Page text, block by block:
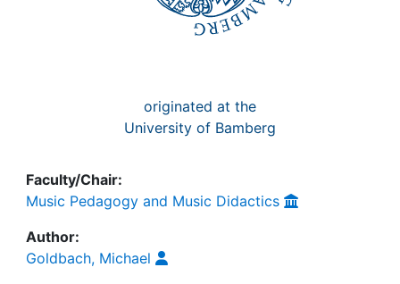
originated at the
University of Bamberg
Faculty/Chair:
Music Pedagogy and Music Didactics
Author:
Goldbach, Michael